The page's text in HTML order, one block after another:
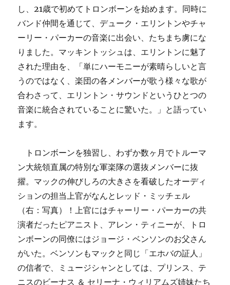
し、21歳で初めてトロンボーンを始めます。同時に
バンド仲間を通じて、デューク・エリントンやチャ
ーリー・パーカーの音楽に出会い、たちまち虜にな
りました。マッキントッシュは、エリントンに魅了
された理由を、「単にハーモニーが素晴らしいと言
うのではなく、楽団の各メンバーが歌う様々な歌が
合わさって、エリントン・サウンドというひとつの
音楽に統合されていることに驚いた。」と語ってい
ます。
トロンボーンを独習し、わずか数ヶ月でトルーマ
ン大統領直属の特別な軍楽隊の選抜メンバーに抜
擢。マックの伸びしろの大きさを看破したオーディ
ションの担当上官がなんとレッド・ミッチェル
（右：写真）！上官にはチャーリー・パーカーの共
演者だったピアニスト、アレン・ティニーが、トロ
ンボーンの同僚にはジョージ・ベンソンのお父さん
がいた。ベンソンもマックと同じ「エホバの証人」
の信者で、ミュージシャンとしては、プリンス、テ
ニスのビーナス ＆ セリーナ・ウィリアムズ姉妹たち